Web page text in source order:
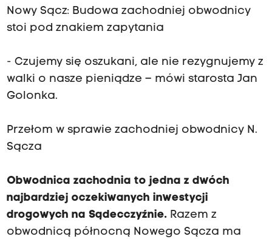
Nowy Sącz: Budowa zachodniej obwodnicy
stoi pod znakiem zapytania
- Czujemy się oszukani, ale nie rezygnujemy z
walki o nasze pieniądze – mówi starosta Jan
Golonka.
Przełom w sprawie zachodniej obwodnicy N.
Sącza
Obwodnica zachodnia to jedna z dwóch
najbardziej oczekiwanych inwestycji
drogowych na Sądecczyźnie.Razem z
obwodnicą północną Nowego Sącza ma